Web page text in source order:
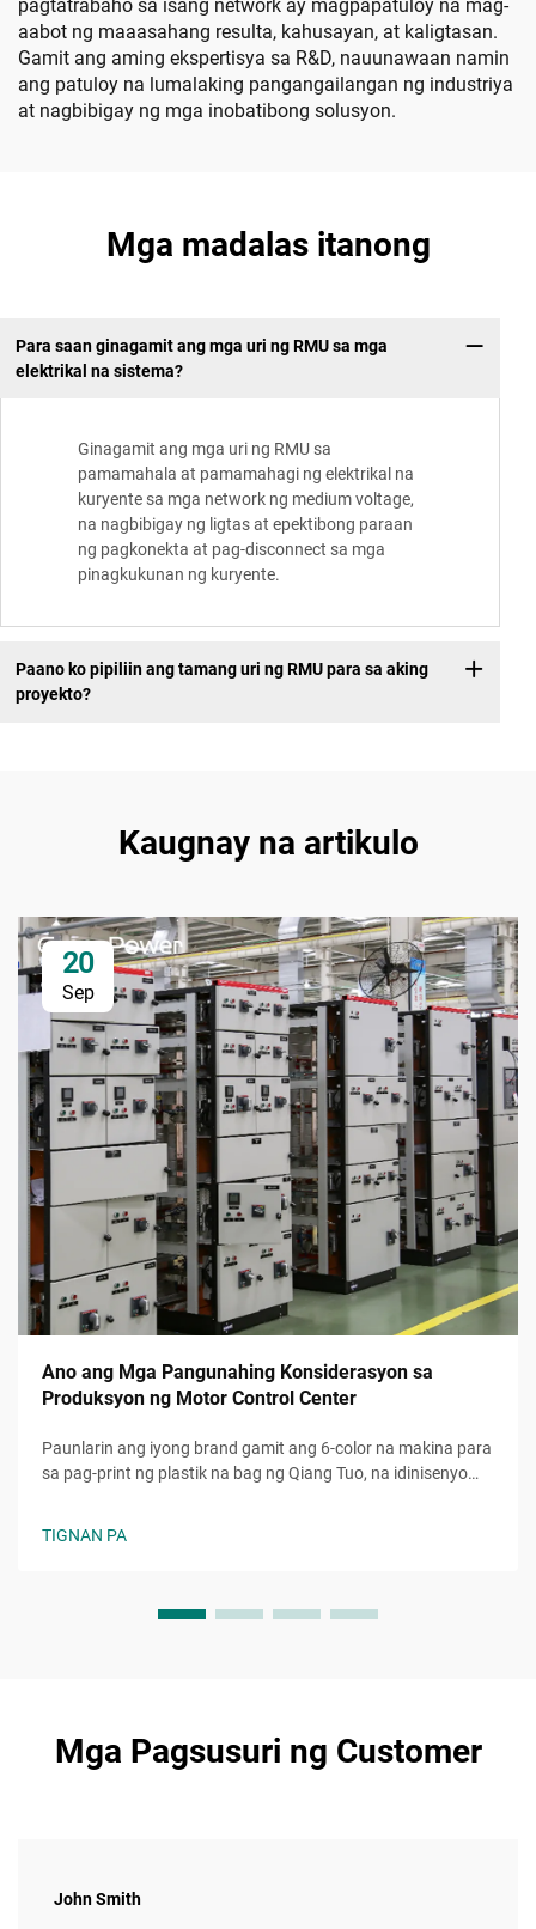
pagtatrabaho sa isang network ay magpapatuloy na mag-
aabot ng maaasahang resulta, kahusayan, at kaligtasan.
Gamit ang aming ekspertisya sa R&D, nauunawaan namin
ang patuloy na lumalaking pangangailangan ng industriya
at nagbibigay ng mga inobatibong solusyon.
Mga madalas itanong
Para saan ginagamit ang mga uri ng RMU sa mga
elektrikal na sistema?
Ginagamit ang mga uri ng RMU sa
pamamahala at pamamahagi ng elektrikal na
kuryente sa mga network ng medium voltage,
na nagbibigay ng ligtas at epektibong paraan
ng pagkonekta at pag-disconnect sa mga
pinagkukunan ng kuryente.
Paano ko pipiliin ang tamang uri ng RMU para sa aking
proyekto?
Kaugnay na artikulo
20
Sep
Ano ang Mga Pangunahing Konsiderasyon sa
Produksyon ng Motor Control Center
Paunlarin ang iyong brand gamit ang 6-color na makina para
sa pag-print ng plastik na bag ng Qiang Tuo, na idinisenyo
oras ng produksyon. Humiling ng demo ngayon.
TIGNAN PA
Mga Pagsusuri ng Customer
John Smith